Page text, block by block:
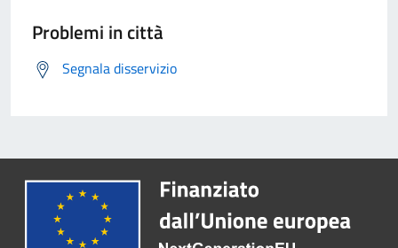
Problemi in città
Segnala disservizio